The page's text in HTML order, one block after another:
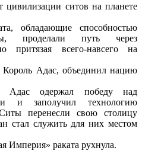
цивилизации ситов на планете
обладающие способностью
проделали путь через
притязая всего-навсегона
Адас, объединил нацию
одержал победу над
и заполучил технологию
перенесли свою столицу
стал служить для них местом
Империя» раката рухнула.